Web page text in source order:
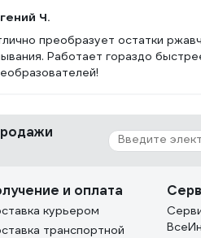
Ч.
преобразует остатки
Работает гораздо
и оплата
курьером
транспортной